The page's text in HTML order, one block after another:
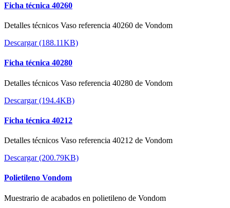
Ficha técnica 40260
Detalles técnicos Vaso referencia 40260 de Vondom
Descargar (188.11KB)
Ficha técnica 40280
Detalles técnicos Vaso referencia 40280 de Vondom
Descargar (194.4KB)
Ficha técnica 40212
Detalles técnicos Vaso referencia 40212 de Vondom
Descargar (200.79KB)
Polietileno Vondom
Muestrario de acabados en polietileno de Vondom